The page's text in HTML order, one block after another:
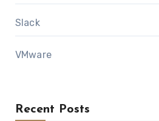
Slack
VMware
Recent Posts